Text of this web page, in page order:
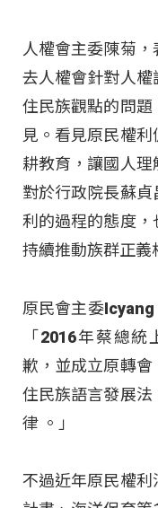
人權會主委陳菊
去人權會針對人
住民族觀點的問
見。看見原民權
耕教育，讓國人
對於行政院長蘇
利的過程的態度
持續推動族群正義
原民會主委
「2016年蔡總
歉，並成立原轉
住民族語言發展
律 。」
不過近年原民權利